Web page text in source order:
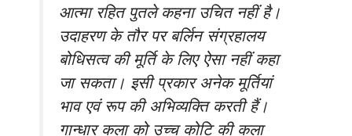
आत्मा रहित पुतले कहना उचित नहीं है।
उदाहरण के तौर पर बर्लिन संग्रहालय
बोधिसत्व की मूर्ति के लिए ऐसा नहीं कहा
जा सकता। इसी प्रकार अनेक मूर्तियां
भाव एवं रूप की अभिव्यक्ति करती हैं।
गान्धार कला को उच्च कोटि की कला